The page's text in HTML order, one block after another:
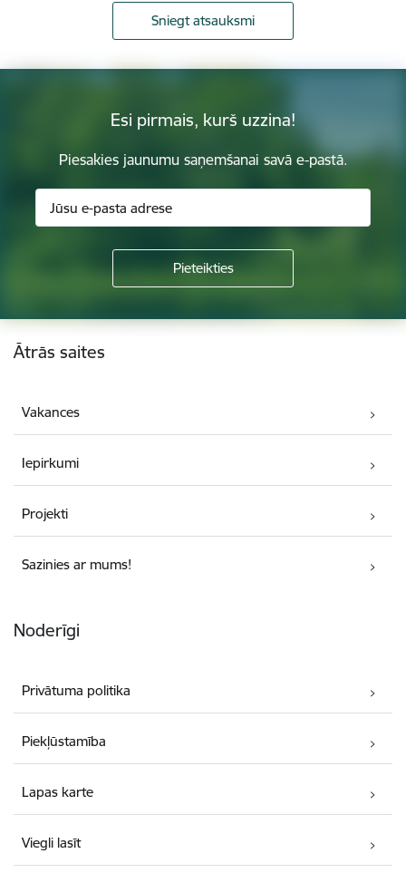
Sniegt atsauksmi
Esi pirmais, kurš uzzina!
Piesakies jaunumu saņemšanai savā e-pastā.
Kājene
Ātrās saites
Vakances
Iepirkumi
Projekti
Sazinies ar mums!
Noderīgi
Privātuma politika
Piekļūstamība
Lapas karte
Viegli lasīt